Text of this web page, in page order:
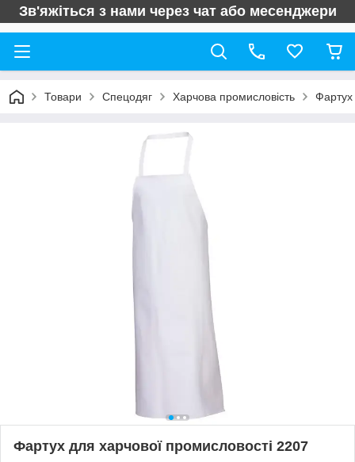
Зв'яжіться з нами через чат або месенджери
Товари Спецодяг Харчова промисловість Фартух
Фартух для харчової промисловості 2207